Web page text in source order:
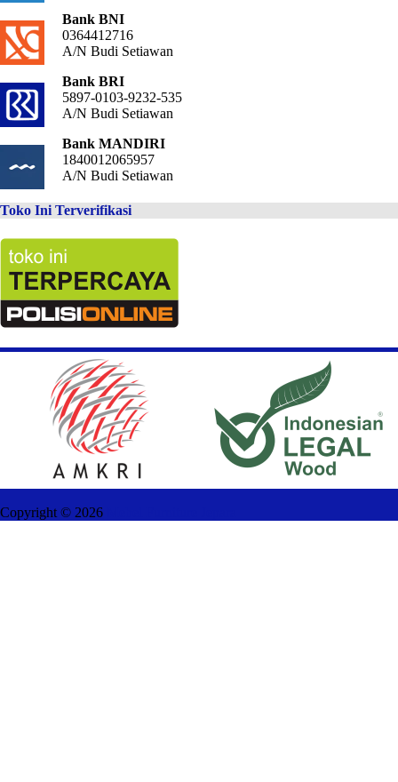
Bank BNI
0364412716
A/N Budi Setiawan
Bank BRI
5897-0103-9232-535
A/N Budi Setiawan
Bank MANDIRI
1840012065957
A/N Budi Setiawan
Toko Ini Terverifikasi
Copyright © 2026